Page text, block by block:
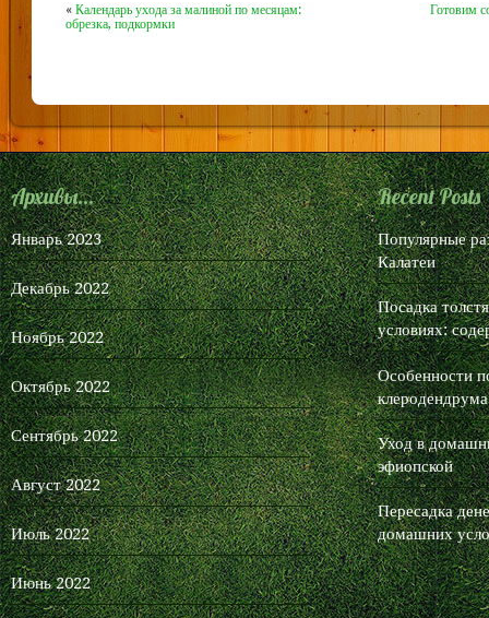
—
—
—
« Календарь ухода за малиной по месяцам:
обрезка, подкормки
Готовим
Архивы...
Январь 2023
Декабрь 2022
Ноябрь 2022
Октябрь 2022
Сентябрь 2022
Август 2022
Июль 2022
Июнь 2022
Recent Posts
Популярные
Калатеи
Посадка
условиях:
Особенности
Уход в
эфиопской
Пересадка
домашних